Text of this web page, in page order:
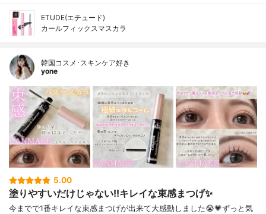
ETUDE(エチュード)
カールフィックスマスカラ
韓国コスメ･スキンケア好き
yone
5.00
塗りやすいだけじゃない!!キレイな束感まつげ✨️
今までで1番キレイな束感まつげが出来て大感動しました😭💗⁡ずっと気